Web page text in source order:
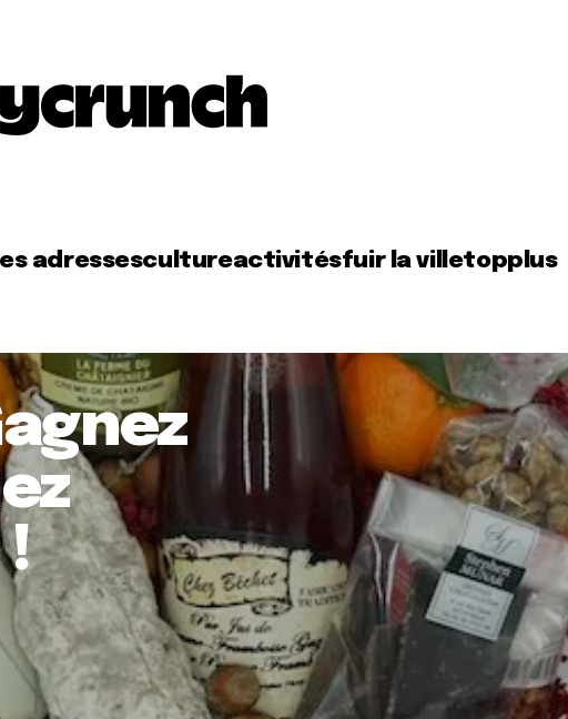
adressescultureactivitésfuir la villetopplus